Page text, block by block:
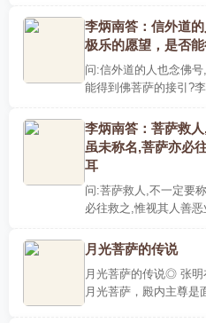
明,图画..
李炳南答：信外道
极乐的愿望，是否
问:信外道的人也念佛
能得到佛菩萨的接引?
修行就不..
李炳南答：菩萨救
虽未称名,菩萨亦必
耳
问:菩萨救人,不一定要
必往救之,惟视其人善
前者,甚..
月光菩萨的传说
月光菩萨的传说◎ 张明
月光菩萨，殿内主尊是